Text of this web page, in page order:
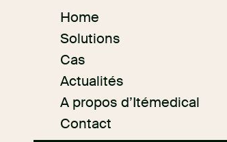
Home
Solutions
Cas
Actualités
A propos d’Itémedical
Contact